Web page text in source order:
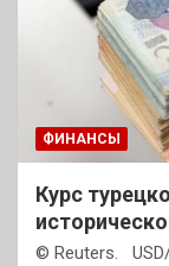
ФИНАНСЫ
Курс
© Reuters.